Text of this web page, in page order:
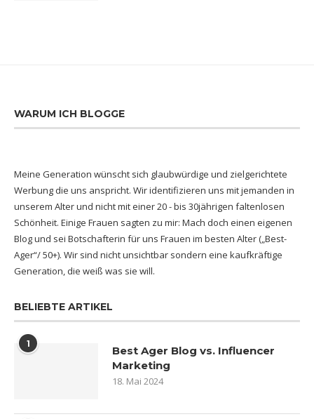
WARUM ICH BLOGGE
Meine Generation wünscht sich glaubwürdige und zielgerichtete
Werbung die uns anspricht. Wir identifizieren uns mit jemanden in
unserem Alter und nicht mit einer 20 - bis 30jährigen faltenlosen
Schönheit. Einige Frauen sagten zu mir: Mach doch einen eigenen
Blog und sei Botschafterin für uns Frauen im besten Alter („Best-
Ager“/ 50+). Wir sind nicht unsichtbar sondern eine kaufkräftige
Generation, die weiß was sie will.
BELIEBTE ARTIKEL
1
Best Ager Blog vs. Influencer
Marketing
18. Mai 2024